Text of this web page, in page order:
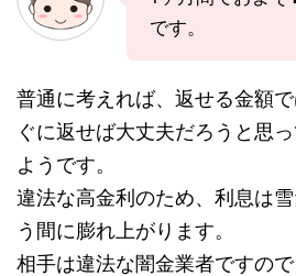
です。
普通に考えれば、返せる金額
ぐに返せば大丈夫だろうと思
ようです。
違法な高金利のため、利息は
う間に膨れ上がります。
相手は違法な闇金業者ですの